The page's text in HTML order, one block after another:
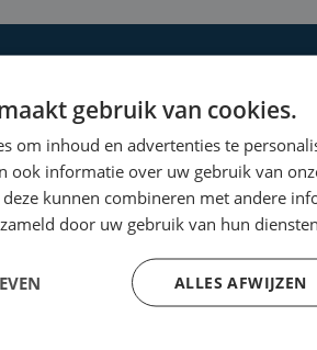
gratis
een uitgebreide
gebruik van cookies.
om inhoud en advertenties te
ook informatie over uw gebruik van
kunnen combineren met andere
door uw gebruik van hun
ALLES AFWIJZEN